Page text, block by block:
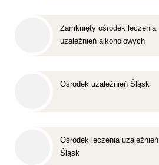
Zamknięty ośrodek leczenia
uzależnień alkoholowych
Ośrodek uzależnień Śląsk
Ośrodek leczenia uzależnień
Śląsk